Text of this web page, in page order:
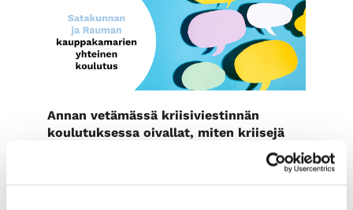
Annan vetämässä kriisiviestinnän
koulutuksessa oivallat, miten kriisejä
voi välttää ja ennakoida – ja miten niistä
voi selviytyä. Innostava iltapäivä avaa